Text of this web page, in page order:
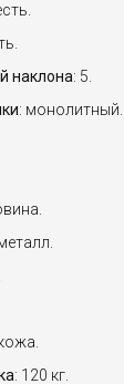
наклона: 5.
: монолитный.
: 120 кг.